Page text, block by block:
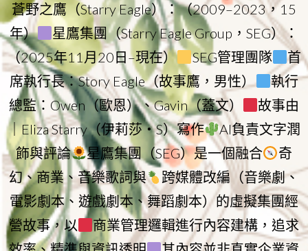
蒼野之鷹（Starry Eagle）：（2009–2023，15
年）
星鷹集團（Starry Eagle Group，SEG）：
（2025年11月20日–現在）
SEG管理團隊
首
席執行長：Story Eagle（故事鷹，男性）
執行
總監：Owen（歐恩）、Gavin（蓋文）
故事由
｜Eliza Starry（伊莉莎・S）寫作
AI負責文字潤
飾與評論
星鷹集團（SEG）是一個融合
奇
幻、商業、音樂歌詞與
跨媒體改編（音樂劇、
電影劇本、遊戲劇本、舞蹈劇本）的虛擬集團經
營故事，以
商業管理邏輯進行內容建構，追求